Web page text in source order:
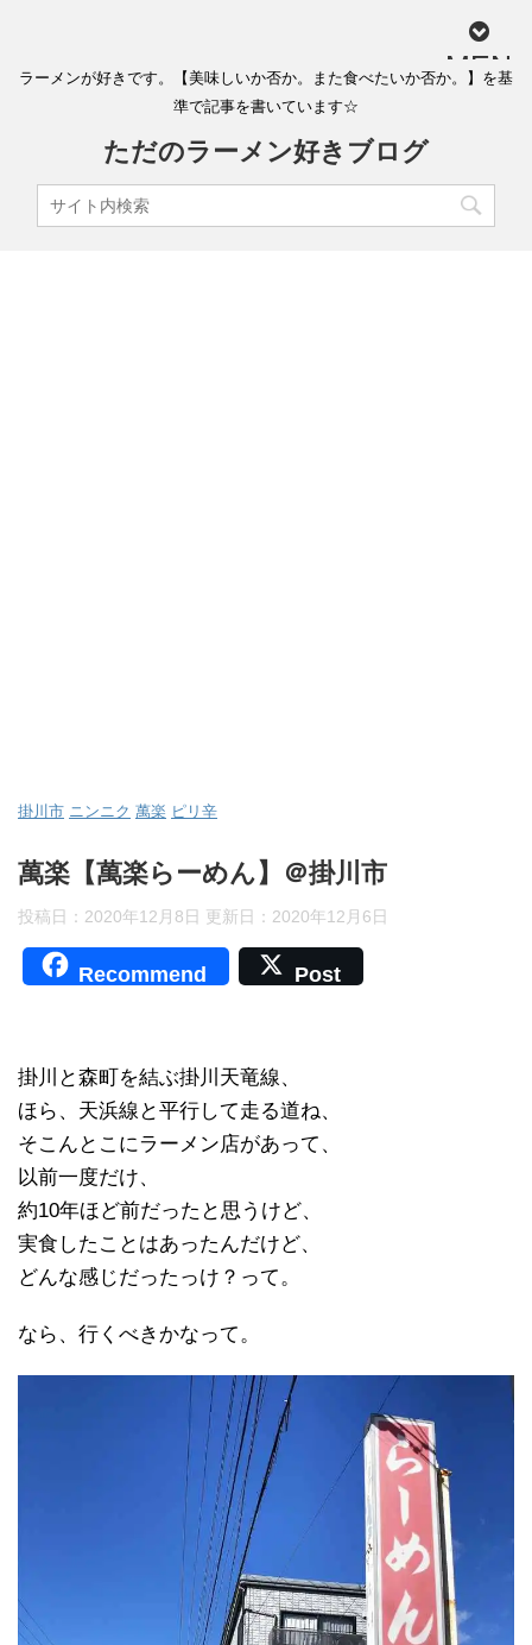
MEN
ラーメンが好きです。【美味しいか否か。また食べたいか否か。】を基
準で記事を書いています☆
ただのラーメン好きブログ
掛川市 ニンニク 萬楽 ピリ辛
萬楽【萬楽らーめん】＠掛川市
投稿日：2020年12月8日 更新日： 2020年12月6日
Recommend Post
掛川と森町を結ぶ掛川天竜線、
ほら、天浜線と平行して走る道ね、
そこんとこにラーメン店があって、
以前一度だけ、
約10年ほど前だったと思うけど、
実食したことはあったんだけど、
どんな感じだったっけ？って。
なら、行くべきかなって。